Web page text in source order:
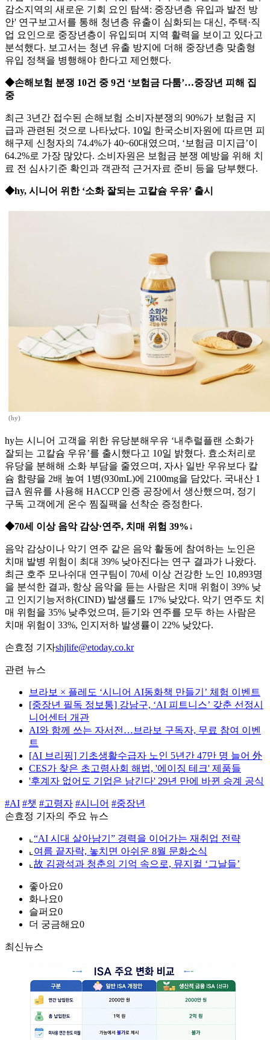
감소지역의 새로운 기회 요인 탐색: 중장년층 유입과 발전 방
안' 연구보고서를 통해 청년층 유출이 심화되는 대신, 주택·직
업 요인으로 중장년층이 유입되며 지역 활력을 보이고 있다고
분석했다. 보고서는 청년 유출 방지에 더해 중장년층 맞춤형
유입 정책을 병행해야 한다고 제언했다.
◆손해보험 분쟁 10건 중 9건 ‘보험금 다툼’…중장년 피해 집
중
최근 3년간 접수된 손해보험 소비자분쟁의 90%가 보험금 지
급과 관련된 것으로 나타났다. 10일 한국소비자원에 따르면 피
해구제 신청자의 74.4%가 40~60대였으며, ‘보험금 미지급’이
64.2%로 가장 많았다. 소비자원은 보험금 분쟁 예방을 위해 치
료 전 심사기준 확인과 객관적 근거자료 준비 등을 당부했다.
◆hy, 시니어 위한 ‘소화 잘되는 고칼슘 우유’ 출시
(hy)
hy는 시니어 고객을 위한 유당분해우유 ‘내추럴플랜 소화가
잘되는 고칼슘 우유’를 출시했다고 10일 밝혔다. 효소처리로
유당을 분해해 소화 부담을 줄였으며, 자사 일반 우유보다 칼
슘 함량을 2배 높여 1병(930mL)에 2100mg을 담았다. 국내산 1
급A 원유를 사용해 HACCP 인증 공장에서 생산했으며, 정기
구독 고객에게 온수 찜질팩을 선착순 증정한다.
◆70세 이상 음악 감상·연주, 치매 위험 39%↓
음악 감상이나 악기 연주 같은 음악 활동에 참여하는 노인은
치매 발병 위험이 최대 39% 낮아진다는 연구 결과가 나왔다.
최근 호주 모나쉬대 연구팀이 70세 이상 건강한 노인 10,893명
을 분석한 결과, 항상 음악을 듣는 사람은 치매 위험이 39% 낮
고 인지기능저하(CIND) 발생률도 17% 낮았다. 악기 연주도 치
매 위험을 35% 낮추었으며, 듣기와 연주를 모두 하는 사람은
치매 위험이 33%, 인지저하 발생률이 22% 낮았다.
손효정 기자shjlife@etoday.co.kr
관련 뉴스
브라보 × 플레도 ‘시니어 AI동화책 만들기’ 체험 이벤트
[중장년 필독 정보통] 강남구, ‘AI 피트니스’ 갖춘 선정시
니어센터 개관
AI와 함께 쓰는 자서전…브라보 구독자, 무료 참여 이벤
트
[AI 브리핑] 기초생활수급자 노인 5년간 47만 명 늘어 外
CES가 찾은 초고령사회 해법, '에이징 테크' 제품들
'후계자 없어도 기업은 남긴다' 29년 만에 바뀐 승계 공식
#AI #챗 #고령자 #시니어 #중장년
손효정 기자의 주요 뉴스
⌞ “AI 시대 살아남기” 경력을 이어가는 재취업 전략
⌞ 여름 끝자락, 놓치면 아쉬운 8월 문화소식
⌞ 故 김광석과 청춘의 기억 속으로, 뮤지컬 ‘그날들’
좋아요0
화나요0
슬퍼요0
더 궁금해요0
최신뉴스